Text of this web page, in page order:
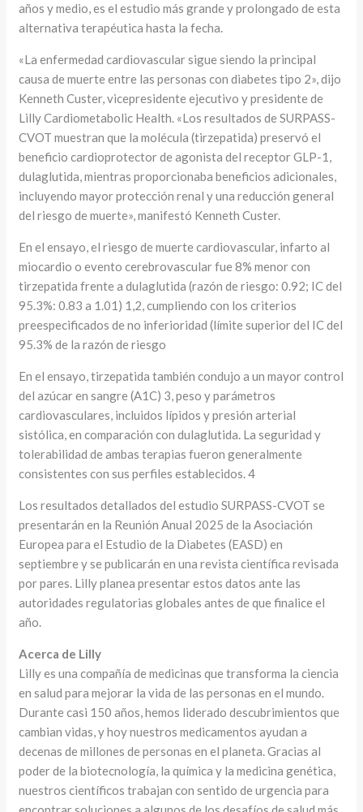
años y medio, es el estudio más grande y prolongado de esta
alternativa terapéutica hasta la fecha.
«La enfermedad cardiovascular sigue siendo la principal
causa de muerte entre las personas con diabetes tipo 2», dijo
Kenneth Custer, vicepresidente ejecutivo y presidente de
Lilly Cardiometabolic Health. «Los resultados de SURPASS-
CVOT muestran que la molécula (tirzepatida) preservó el
beneficio cardioprotector de agonista del receptor GLP-1,
dulaglutida, mientras proporcionaba beneficios adicionales,
incluyendo mayor protección renal y una reducción general
del riesgo de muerte», manifestó Kenneth Custer.
En el ensayo, el riesgo de muerte cardiovascular, infarto al
miocardio o evento cerebrovascular fue 8% menor con
tirzepatida frente a dulaglutida (razón de riesgo: 0.92; IC del
95.3%: 0.83 a 1.01) 1,2, cumpliendo con los criterios
preespecificados de no inferioridad (límite superior del IC del
95.3% de la razón de riesgo
En el ensayo, tirzepatida también condujo a un mayor control
del azúcar en sangre (A1C) 3, peso y parámetros
cardiovasculares, incluidos lípidos y presión arterial
sistólica, en comparación con dulaglutida. La seguridad y
tolerabilidad de ambas terapias fueron generalmente
consistentes con sus perfiles establecidos. 4
Los resultados detallados del estudio SURPASS-CVOT se
presentarán en la Reunión Anual 2025 de la Asociación
Europea para el Estudio de la Diabetes (EASD) en
septiembre y se publicarán en una revista científica revisada
por pares. Lilly planea presentar estos datos ante las
autoridades regulatorias globales antes de que finalice el
año.
Acerca de Lilly
Lilly es una compañía de medicinas que transforma la ciencia
en salud para mejorar la vida de las personas en el mundo.
Durante casi 150 años, hemos liderado descubrimientos que
cambian vidas, y hoy nuestros medicamentos ayudan a
decenas de millones de personas en el planeta. Gracias al
poder de la biotecnología, la química y la medicina genética,
nuestros científicos trabajan con sentido de urgencia para